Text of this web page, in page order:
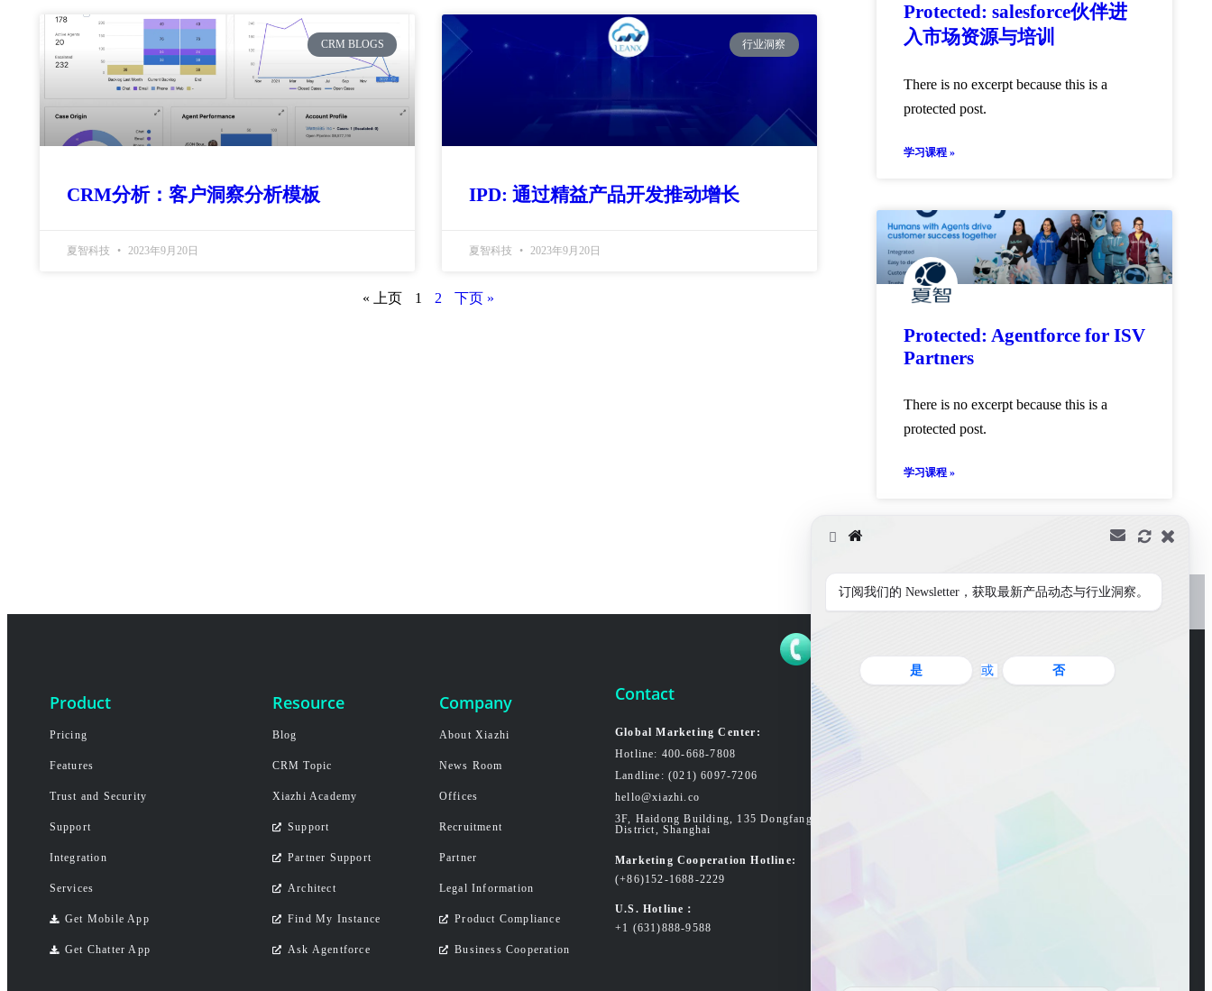
CRM BLOGS
CRM分析：客户洞察分析模板
夏智科技 2023年9月20日
行业洞察
IPD: 通过精益产品开发推动增长
夏智科技 2023年9月20日
« 上页 1 2 下页 »
Protected: salesforce伙伴进
入市场资源与培训
There is no excerpt because this is a
protected post.
学习课程 »
Protected: Agentforce for ISV
Partners
There is no excerpt because this is a
protected post.
学习课程 »
Product
Pricing
Features
Trust and Security
Support
Integration
Services
Get Mobile App
Get Chatter App
Resource
Blog
CRM Topic
Xiazhi Academy
Support
Partner Support
Architect
Find My Instance
Ask Agentforce
Company
About Xiazhi
News Room
Offices
Recruitment
Partner
Legal Information
Product Compliance
Business Cooperation
Contact
Global Marketing Center:
Hotline: 400-668-7808
Landline: (021) 6097-7206
hello@xiazhi.co
3F, Haidong Building, 135 Dongfang Road, Pudong New
District, Shanghai
Marketing Cooperation Hotline:
(+86)152-1688-2229
U.S. Hotline：
+1 (631)888-9588
订阅我们的 Newsletter，获取最新产品动态与行业洞察。
是 或 否